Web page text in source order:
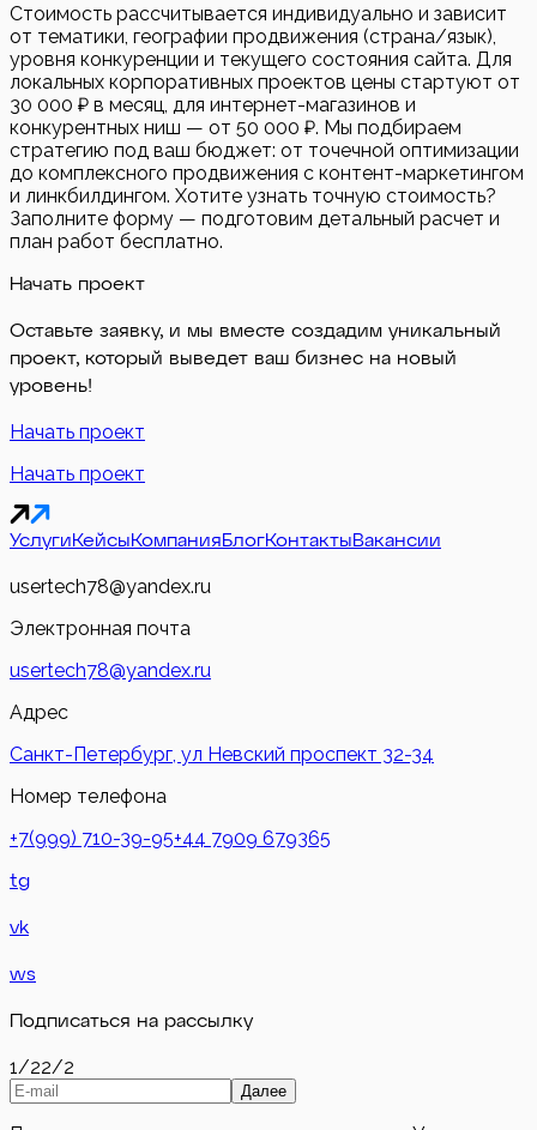
Стоимость рассчитывается индивидуально и зависит
от тематики, географии продвижения (страна/язык),
уровня конкуренции и текущего состояния сайта. Для
локальных корпоративных проектов цены стартуют от
30 000 ₽ в месяц, для интернет-магазинов и
конкурентных ниш — от 50 000 ₽. Мы подбираем
стратегию под ваш бюджет: от точечной оптимизации
до комплексного продвижения с контент-маркетингом
и линкбилдингом. Хотите узнать точную стоимость?
Заполните форму — подготовим детальный расчет и
план работ бесплатно.
Начать проект
Оставьте заявку, и мы вместе создадим уникальный
проект, который выведет ваш бизнес на новый
уровень!
Начать проект
Начать проект
УслугиКейсыКомпанияБлогКонтактыВакансии
usertech78@yandex.ru
Электронная почта
usertech78@yandex.ru
Адрес
Санкт-Петербург, ул Невский проспект 32-34
Номер телефона
+7(999) 710-39-95+44 7909 679365
tg
vk
ws
Подписаться на рассылку
1/22/2
Далее